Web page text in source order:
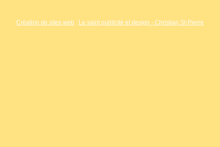
Création de sites web : Le saint publicité et design - Christian St-Pierre